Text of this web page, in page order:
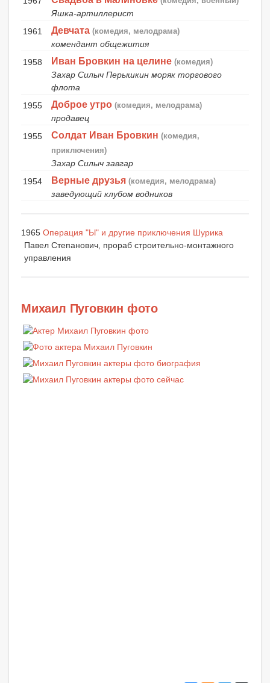
Яшка-артиллерист
1961
Девчата (комедия, мелодрама)
комендант общежития
1958
Иван Бровкин на целине (комедия)
Захар Силыч Перышкин моряк торгового
флота
1955
Доброе утро (комедия, мелодрама)
продавец
1955
Солдат Иван Бровкин (комедия,
приключения)
Захар Силыч завгар
1954
Верные друзья (комедия, мелодрама)
заведующий клубом водников
1965 Операция "Ы" и другие приключения Шурика
Павел Степанович, прораб строительно-монтажного
управления
Михаил Пуговкин фото